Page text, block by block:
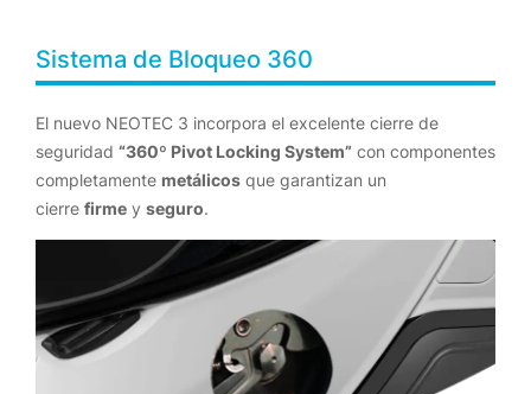
Sistema de Bloqueo 360
El nuevo NEOTEC 3 incorpora el excelente cierre de
seguridad “360º Pivot Locking System” con componentes
completamente metálicos que garantizan un
cierre firme y seguro.